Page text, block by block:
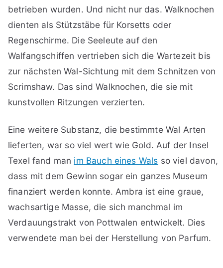
betrieben wurden. Und nicht nur das. Walknochen
dienten als Stützstäbe für Korsetts oder
Regenschirme. Die Seeleute auf den
Walfangschiffen vertrieben sich die Wartezeit bis
zur nächsten Wal-Sichtung mit dem Schnitzen von
Scrimshaw. Das sind Walknochen, die sie mit
kunstvollen Ritzungen verzierten.
Eine weitere Substanz, die bestimmte Wal Arten
lieferten, war so viel wert wie Gold. Auf der Insel
Texel fand man im Bauch eines Wals so viel davon,
dass mit dem Gewinn sogar ein ganzes Museum
finanziert werden konnte. Ambra ist eine graue,
wachsartige Masse, die sich manchmal im
Verdauungstrakt von Pottwalen entwickelt. Dies
verwendete man bei der Herstellung von Parfum.